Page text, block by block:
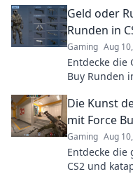
Geld oder
Runden in
Gaming Aug
Entdecke die
Buy Runden
Die Kunst
mit Force
Gaming Aug
Entdecke die
CS2 und